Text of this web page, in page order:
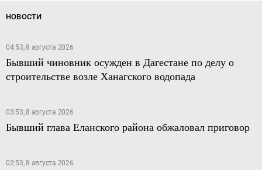
НОВОСТИ
04:53, 8 августа 2026
Бывший чиновник осужден в Дагестане по делу о
строительстве возле Ханагского водопада
03:53, 8 августа 2026
Бывший глава Еланского района обжаловал приговор
02:53, 8 августа 2026